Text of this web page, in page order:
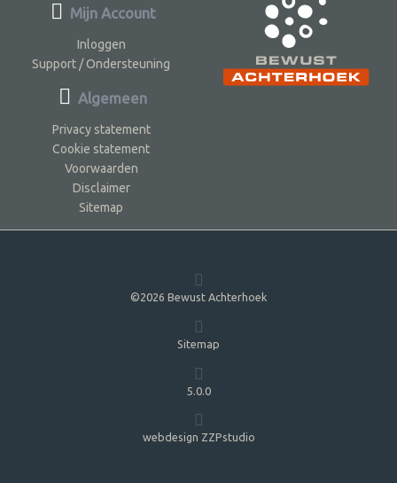
Mijn Account
Inloggen
Support / Ondersteuning
Algemeen
Privacy statement
Cookie statement
Voorwaarden
Disclaimer
Sitemap
©2026 Bewust Achterhoek
Sitemap
5.0.0
webdesign ZZPstudio